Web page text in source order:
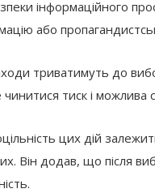
інформаційного
або
триватимуть до
тиск і можлива
цих дій
Він додав, що після